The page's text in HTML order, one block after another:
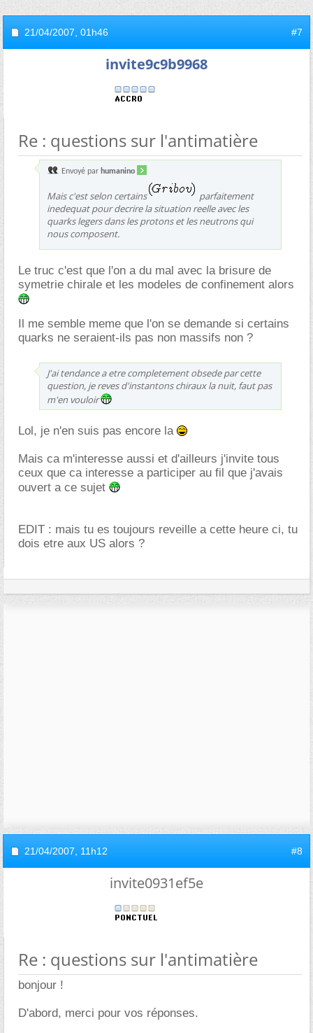
21/04/2007, 01h46 #7
invite9c9b9968
Re : questions sur l'antimatière
Envoyé par humanino
Mais c'est selon certains
parfaitement
inedequat pour decrire la situation reelle avec les
quarks legers dans les protons et les neutrons qui
nous composent.
Le truc c'est que l'on a du mal avec la brisure de
symetrie chirale et les modeles de confinement alors
Il me semble meme que l'on se demande si certains
quarks ne seraient-ils pas non massifs non ?
J'ai tendance a etre completement obsede par cette
question, je reves d'instantons chiraux la nuit, faut pas
m'en vouloir
Lol, je n'en suis pas encore la
Mais ca m'interesse aussi et d'ailleurs j'invite tous
ceux que ca interesse a participer au fil que j'avais
ouvert a ce sujet
EDIT : mais tu es toujours reveille a cette heure ci, tu
dois etre aux US alors ?
21/04/2007, 11h12 #8
invite0931ef5e
Re : questions sur l'antimatière
bonjour !
D'abord, merci pour vos réponses.